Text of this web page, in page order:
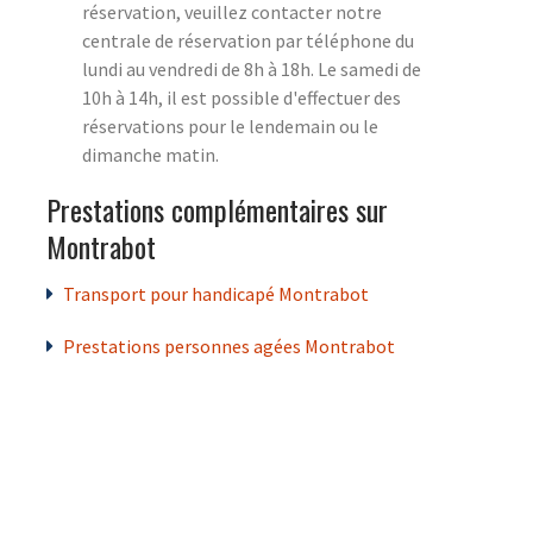
réservation, veuillez contacter notre
centrale de réservation par téléphone du
lundi au vendredi de 8h à 18h. Le samedi de
10h à 14h, il est possible d'effectuer des
réservations pour le lendemain ou le
dimanche matin.
Prestations complémentaires sur
Montrabot
Transport pour handicapé Montrabot
Prestations personnes agées Montrabot